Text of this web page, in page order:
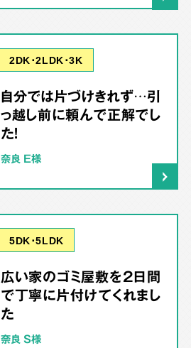
2DK･2LDK･3K
自分では片づけきれず…引
っ越し前に頼んで正解でし
た！
奈良 E様
5DK･5LDK
広い家のゴミ屋敷を2日間
で丁寧に片付けてくれまし
た
奈良 S様